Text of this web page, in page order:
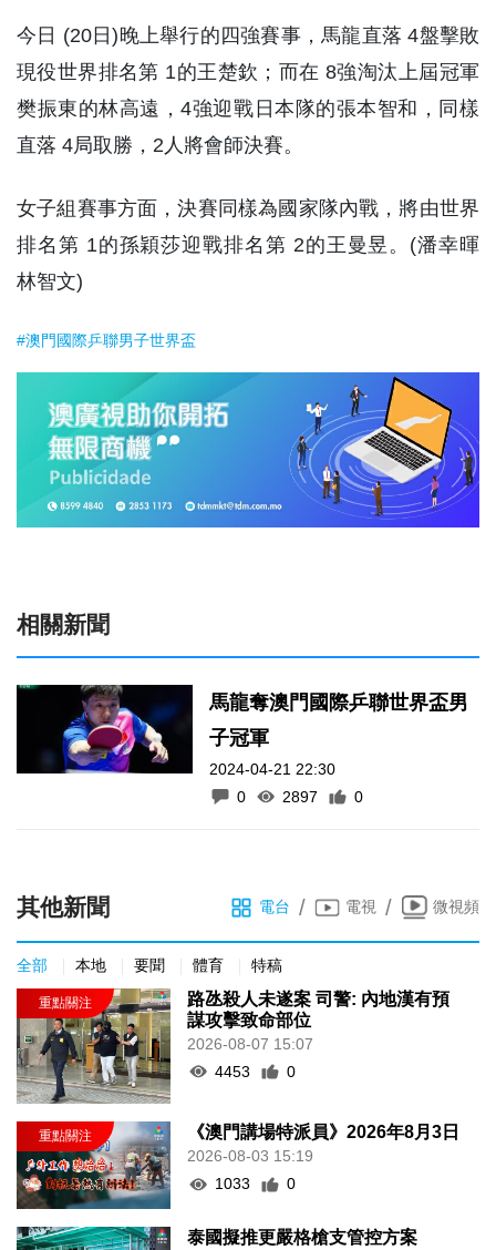
今日 (20日)晚上舉行的四強賽事，馬龍直落 4盤擊敗
現役世界排名第 1的王楚欽；而在 8強淘汰上屆冠軍
樊振東的林高遠，4強迎戰日本隊的張本智和，同樣
直落 4局取勝，2人將會師決賽。
女子組賽事方面，決賽同樣為國家隊內戰，將由世界
排名第 1的孫穎莎迎戰排名第 2的王曼昱。(潘幸暉
林智文)
#澳門國際乒聯男子世界盃
相關新聞
馬龍奪澳門國際乒聯世界盃男
子冠軍
2024-04-21 22:30
0
2897 0
其他新聞 電台 / 電視 / 微視頻
全部 本地 要聞 體育 特稿
路氹殺人未遂案 司警: 內地漢有預
謀攻擊致命部位
2026-08-07 15:07
4453
0
《澳門講場特派員》2026年8月3日
2026-08-03 15:19
1033
0
泰國擬推更嚴格槍支管控方案